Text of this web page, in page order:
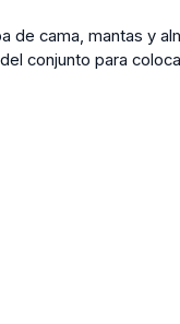
de cama, mantas y
conjunto para